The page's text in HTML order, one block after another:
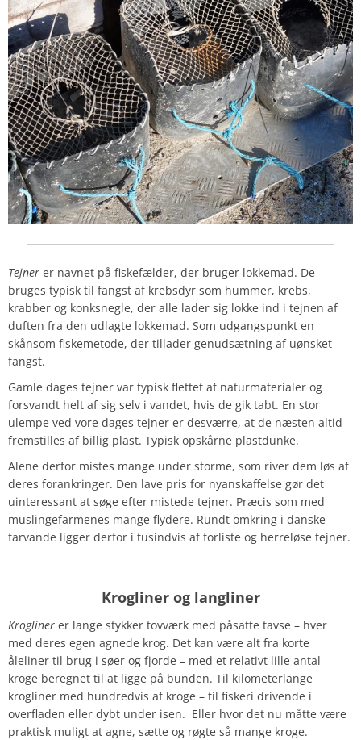
Tejner er navnet på fiskefælder, der bruger lokkemad. De
bruges typisk til fangst af krebsdyr som hummer, krebs,
krabber og konksnegle, der alle lader sig lokke ind i tejnen af
duften fra den udlagte lokkemad. Som udgangspunkt en
skånsom fiskemetode, der tillader genudsætning af uønsket
fangst.
Gamle dages tejner var typisk flettet af naturmaterialer og
forsvandt helt af sig selv i vandet, hvis de gik tabt. En stor
ulempe ved vore dages tejner er desværre, at de næsten altid
fremstilles af billig plast. Typisk opskårne plastdunke.
Alene derfor mistes mange under storme, som river dem løs af
deres forankringer. Den lave pris for nyanskaffelse gør det
uinteressant at søge efter mistede tejner. Præcis som med
muslingefarmenes mange flydere. Rundt omkring i danske
farvande ligger derfor i tusindvis af forliste og herreløse tejner.
Krogliner og langliner
Krogliner er lange stykker tovværk med påsatte tavse – hver
med deres egen agnede krog. Det kan være alt fra korte
åleliner til brug i søer og fjorde – med et relativt lille antal
kroge beregnet til at ligge på bunden. Til kilometerlange
krogliner med hundredvis af kroge – til fiskeri drivende i
overfladen eller dybt under isen. Eller hvor det nu måtte være
praktisk muligt at agne, sætte og røgte så mange kroge.